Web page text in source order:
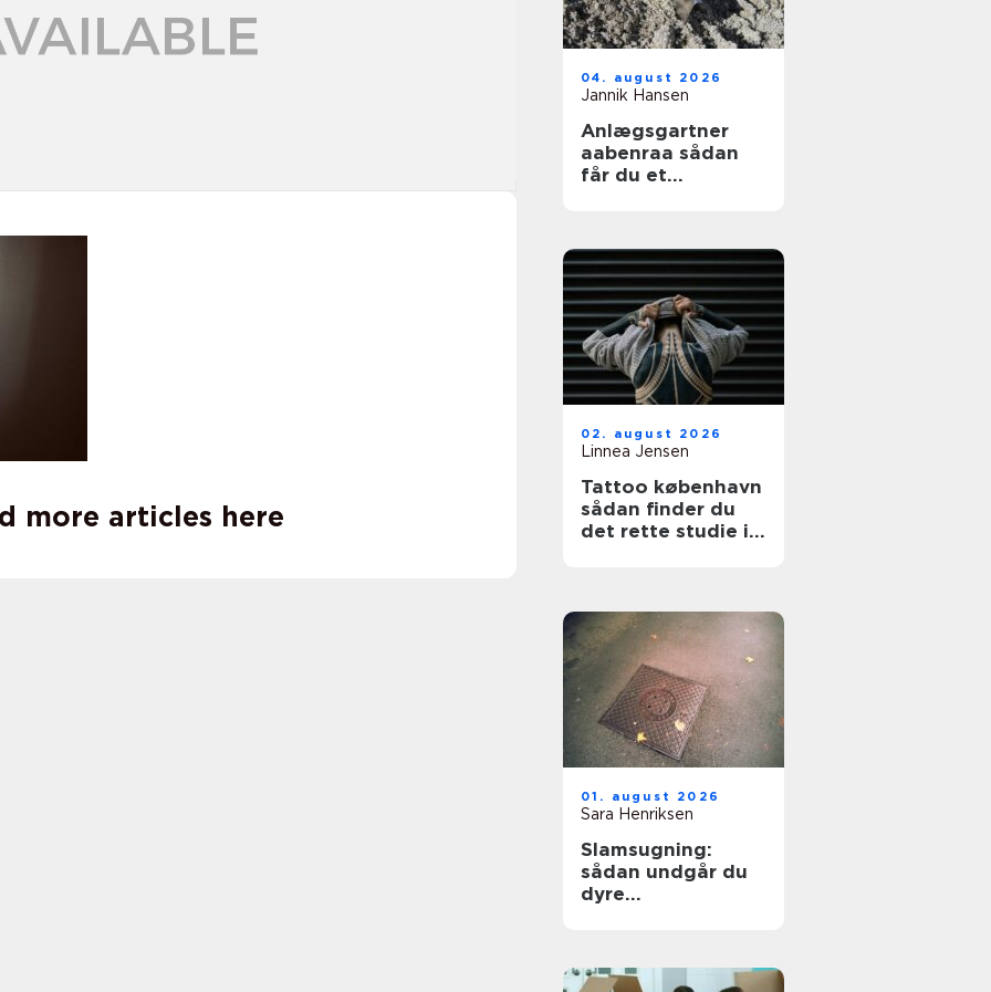
more articles here
04. august 2026
Jannik Hansen
Anlægsgartner
aabenraa sådan
får du et
02. august 2026
Linnea Jensen
Tattoo københavn
sådan finder du
det rette studie i
01. august 2026
Sara Henriksen
Slamsugning:
sådan undgår du
dyre